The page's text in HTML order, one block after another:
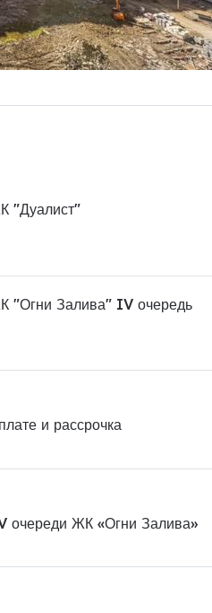
"Дуалист"
"Огни Залива" IV очередь
и рассрочка
очереди ЖК «Огни Залива»